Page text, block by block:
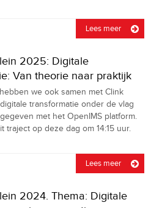
Lees meer
2025: Digitale
Van theorie naar praktijk
we ook samen met Clink
transformatie onder de vlag
met het OpenIMS platform.
op deze dag om 14:15 uur.
Lees meer
2024. Thema: Digitale